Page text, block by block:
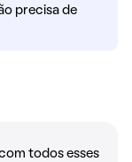
precisa de
todos esses